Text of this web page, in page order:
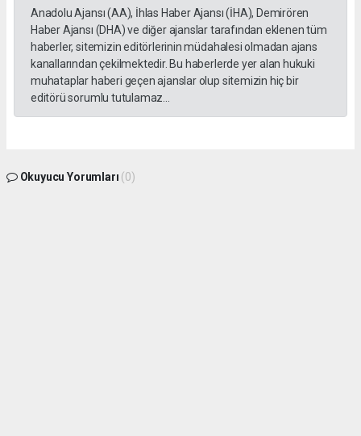
Anadolu Ajansı (AA), İhlas Haber Ajansı (İHA), Demirören
Haber Ajansı (DHA) ve diğer ajanslar tarafından eklenen tüm
haberler, sitemizin editörlerinin müdahalesi olmadan ajans
kanallarından çekilmektedir. Bu haberlerde yer alan hukuki
muhataplar haberi geçen ajanslar olup sitemizin hiç bir
editörü sorumlu tutulamaz...
Okuyucu Yorumları (0)